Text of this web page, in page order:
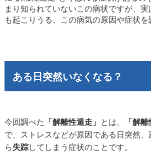
まり知られていないこの病状ですが、
も起こりうる、この病気の原因や症状を
ある日突然いなくなる？
今回調べた 「解離性遁走」 とは、 「解
で、ストレスなどが原因である日突然
ら失踪してしまう症状のことです。